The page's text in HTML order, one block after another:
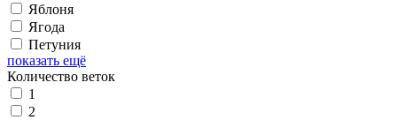
Яблоня
Ягода
Петуния
показать ещё
Количество веток
1
2